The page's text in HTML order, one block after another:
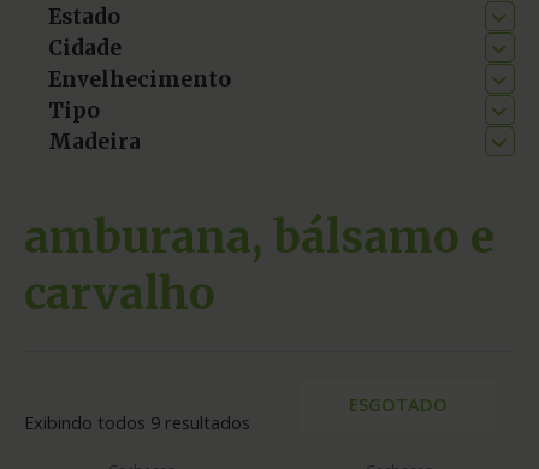
Estado
Cidade
Envelhecimento
Tipo
Madeira
amburana, bálsamo e
carvalho
Exibindo todos 9 resultados
ESGOTADO